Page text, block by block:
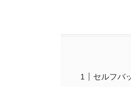
セルフバ